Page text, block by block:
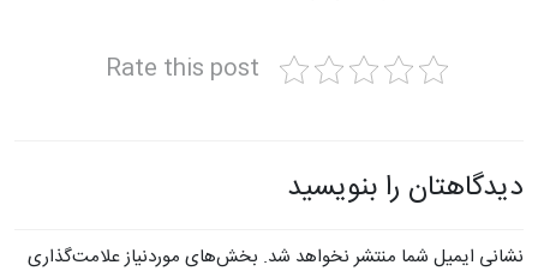
Rate this post
دیدگاهتان را بنویسید
نشانی ایمیل شما منتشر نخواهد شد. بخش‌های موردنیاز علامت‌گذاری